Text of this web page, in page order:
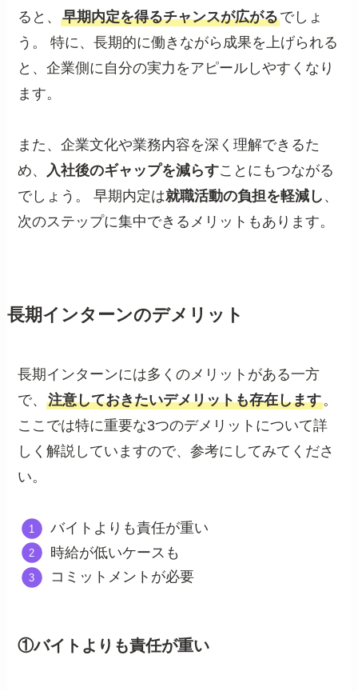
ると、早期内定を得るチャンスが広がるでしょ
う。 特に、長期的に働きながら成果を上げられる
と、企業側に自分の実力をアピールしやすくなり
ます。
また、企業文化や業務内容を深く理解できるた
め、
入社後のギャップを減らすことにもつながる
でしょう。 早期内定は就職活動の負担を軽減し 、
次のステップに集中できるメリットもあります。
長期インターンのデメリット
長期インターンには多くのメリットがある一方
で、注意しておきたいデメリットも存在します。
ここでは特に重要な3つのデメリットについて詳
しく解説していますので、参考にしてみてくださ
い。
バイトよりも責任が重い
時給が低いケースも
コミットメントが必要
①バイトよりも責任が重い